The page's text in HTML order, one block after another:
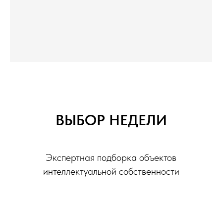
ВЫБОР НЕДЕЛИ
Экспертная подборка объектов
интеллектуальной собственности